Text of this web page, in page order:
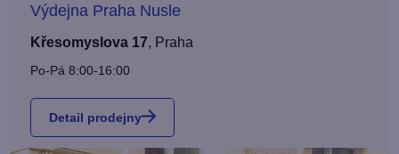
Výdejna Praha Nusle
Křesomyslova 17, Praha
Po-Pá 8:00-16:00
Detail prodejny